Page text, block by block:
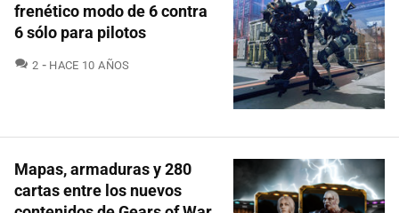
frenético modo de 6 contra
6 sólo para pilotos
2 COMENTARIOS
HACE 10 AÑOS
Mapas, armaduras y 280
cartas entre los nuevos